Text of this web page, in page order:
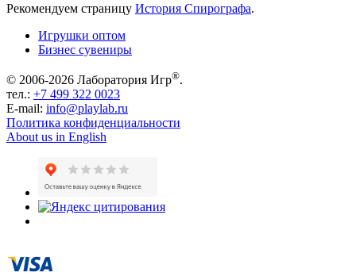
Рекомендуем страницу История Спирографа.
Игрушки оптом
Бизнес сувениры
© 2006-2026 Лаборатория Игр®.
тел.: +7 499 322 0023
E-mail: info@playlab.ru
Политика конфиденциальности
About us in English